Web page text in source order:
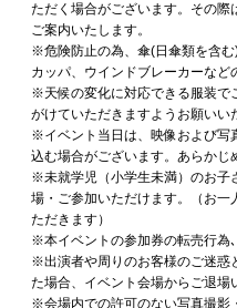
ただく場合がございます。その際
ご案内いたします。
※危険防止の為、傘(日傘類を含む
カッパ、ウインドブレーカーなど
※天候の変化に対応できる服装で
がけていただきますようお願いい
※イベント当日は、映像および写
込む場合がございます。あらかじ
※未就学児（小学生未満）のお子
場・ご参加いただけます。（お
ただきます）
※本イベントの参加券の転売行為
※出演者や周りのお客様のご迷惑
た場合、イベント会場からご退場
※会場内での許可のない写真撮影